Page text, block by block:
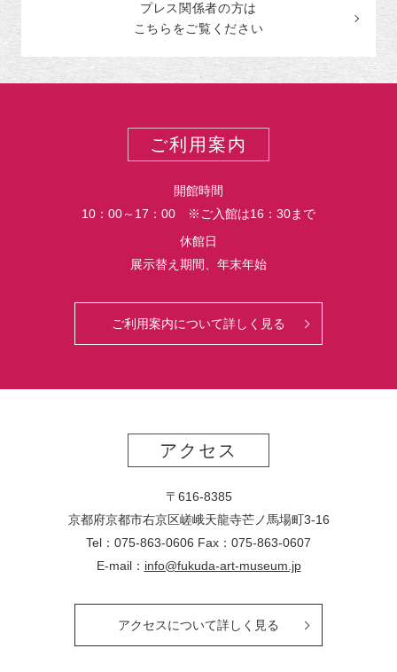
プレス関係者の方は
こちらをご覧ください
ご利用案内
開館時間
10：00～17：00 ※ご入館は16：30まで
休館日
展示替え期間、年末年始
ご利用案内について詳しく見る
アクセス
〒616-8385
京都府京都市右京区嵯峨天龍寺芒ノ馬場町3-16
Tel：075-863-0606 Fax：075-863-0607
E-mail： info@fukuda-art-museum.jp
アクセスについて詳しく見る